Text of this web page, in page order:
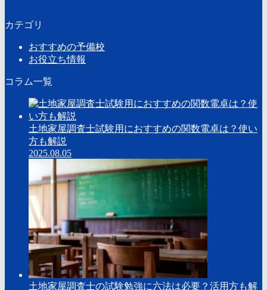
カテゴリ
おすすめの予備校
お役立ち情報
コラム一覧
土地家屋調査士試験用におすすめの関数電卓は？使い
方も解説
2025.08.05
土地家屋調査士の試験勉強に六法は必要？活用方も解